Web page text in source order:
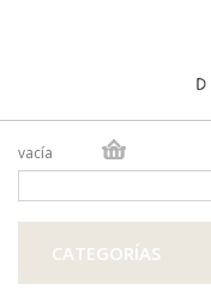
vacía
CATEGORÍAS